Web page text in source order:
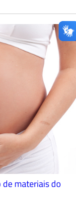
de materiais do